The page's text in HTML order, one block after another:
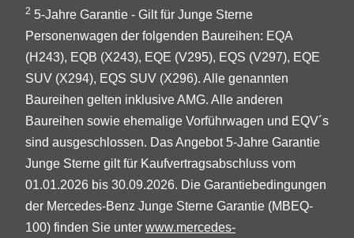
2 5-Jahre Garantie - Gilt für Junge Sterne
Personenwagen der folgenden Baureihen: EQA
(H243), EQB (X243), EQE (V295), EQS (V297), EQE
SUV (X294), EQS SUV (X296). Alle genannten
Baureihen gelten inklusive AMG. Alle anderen
Baureihen sowie ehemalige Vorführwagen und EQV´s
sind ausgeschlossen. Das Angebot 5-Jahre Garantie
Junge Sterne gilt für Kaufvertragsabschluss vom
01.01.2026 bis 30.09.2026. Die Garantiebedingungen
der Mercedes-Benz Junge Sterne Garantie (MBEQ-
100) finden Sie unter www.mercedes-